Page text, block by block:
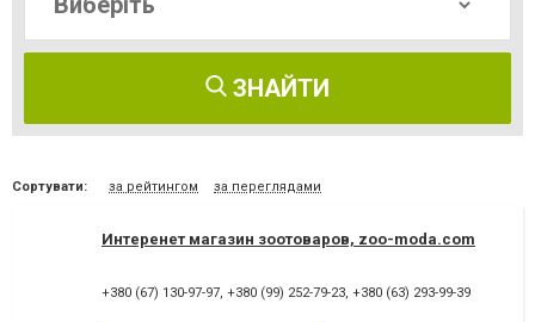
ЗНАЙТИ
Сортувати: за рейтингом за переглядами
Интеренет магазин зоотоваров, zoo-moda.com
+380 (67) 130-97-97, +380 (99) 252-79-23, +380 (63) 293-99-39